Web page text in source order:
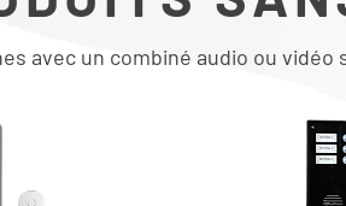
avec un combiné audio ou vidéo